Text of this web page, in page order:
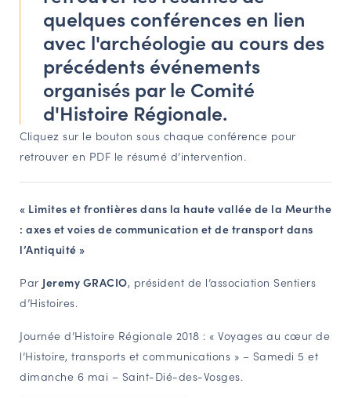
LES ACTIONS PHARES
CONTACT
Agenda
Annuaire
Ressources
OFFRES D’EMPLOI ET DE STAGE
BOURSE D’ÉCHANGE
OUTILS EN LIGNE
CARTES DES NAUDIN
Espace acteurs
NAVIGATION FILTRÉE « ACTEURS »
quelques conférences en lien
avec l'archéologie au cours des
précédents événements
organisés par le Comité
d'Histoire Régionale.
Cliquez sur le bouton sous chaque conférence pour
retrouver en PDF le résumé d’intervention.
« Limites et frontières dans la haute vallée de la Meurthe
: axes et voies de communication et de transport dans
l’Antiquité »
Par Jeremy GRACIO, président de l’association Sentiers
d’Histoires.
Journée d’Histoire Régionale 2018 : « Voyages au cœur de
l’Histoire, transports et communications » – Samedi 5 et
dimanche 6 mai – Saint-Dié-des-Vosges.